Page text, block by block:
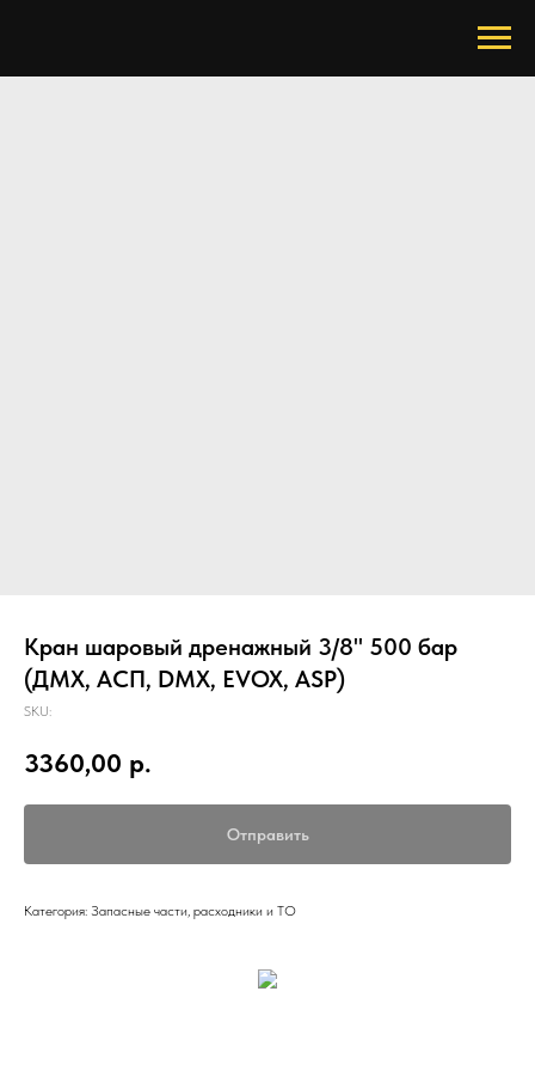
Кран шаровый дренажный 3/8" 500 бар
(ДМХ, АСП, DMX, EVOX, ASP)
SKU:
3360,00 р.
Отправить
Категория: Запасные части, расходники и ТО